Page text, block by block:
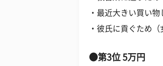
・最近大きい買い
・彼氏に貢ぐため（
●第3位 5万円